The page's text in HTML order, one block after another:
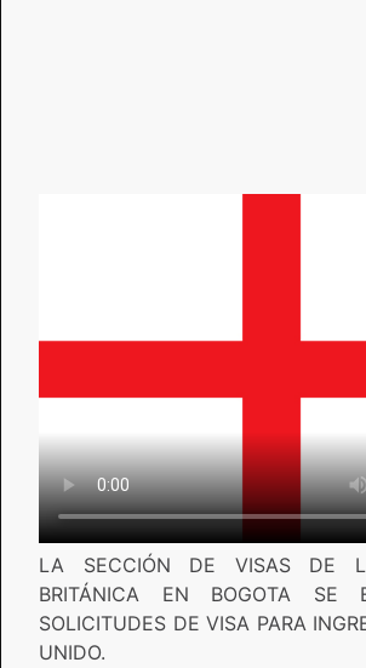
LA SECCIÓN DE VISAS DE
BRITÁNICA EN BOGOTA SE
SOLICITUDES DE VISA PARA
UNIDO.